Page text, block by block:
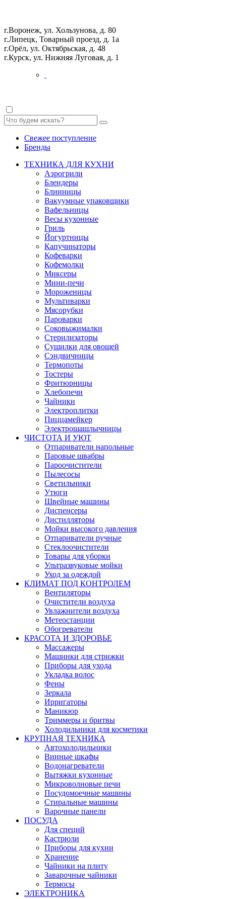
г.Воронеж, ул. Хользунова, д. 80
г.Липецк, Товарный проезд, д. 1а
г.Орёл, ул. Октябрьская, д. 48
г.Курск, ул. Нижняя Луговая, д. 1
Свежее поступление
Бренды
ТЕХНИКА ДЛЯ КУХНИ
Аэрогрили
Блендеры
Блинницы
Вакуумные упаковщики
Вафельницы
Весы кухонные
Гриль
Йогуртницы
Капучинаторы
Кофеварки
Кофемолки
Миксеры
Мини-печи
Мороженицы
Мультиварки
Мясорубки
Пароварки
Соковыжималки
Стерилизаторы
Сушилки для овощей
Сэндвичницы
Термопоты
Тостеры
Фритюрницы
Хлебопечи
Чайники
Электроплитки
Пиццамейкер
Электрошашлычницы
ЧИСТОТА И УЮТ
Отпариватели напольные
Паровые швабры
Пароочистители
Пылесосы
Светильники
Утюги
Швейные машины
Диспенсеры
Дистилляторы
Мойки высокого давления
Отпариватели ручные
Стеклоочистители
Товары для уборки
Ультразвуковые мойки
Уход за одеждой
КЛИМАТ ПОД КОНТРОЛЕМ
Вентиляторы
Очистители воздуха
Увлажнители воздуха
Метеостанции
Обогреватели
КРАСОТА И ЗДОРОВЬЕ
Массажеры
Машинки для стрижки
Приборы для ухода
Укладка волос
Фены
Зеркала
Ирригаторы
Маникюр
Триммеры и бритвы
Холодильники для косметики
КРУПНАЯ ТЕХНИКА
Автохолодильники
Винные шкафы
Водонагреватели
Вытяжки кухонные
Микроволновые печи
Посудомоечные машины
Стиральные машины
Варочные панели
ПОСУДА
Для специй
Кастрюли
Приборы для кухни
Хранение
Чайники на плиту
Заварочные чайники
Термосы
ЭЛЕКТРОНИКА